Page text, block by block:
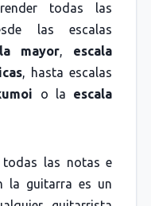
todas las
las escalas
mayor, escala
, hasta escalas
o la escala
las notas e
la guitarra es un